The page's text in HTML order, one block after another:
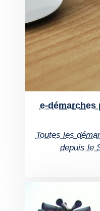
e-
Toutes les
depuis le